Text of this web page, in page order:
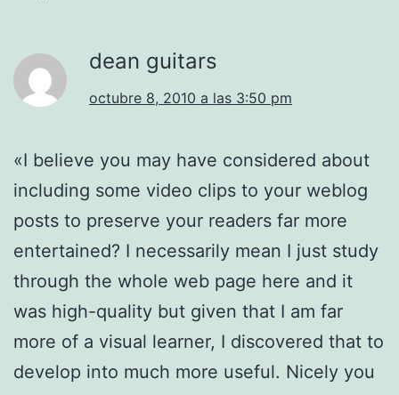
dean guitars
octubre 8, 2010 a las 3:50 pm
«I believe you may have considered about
including some video clips to your weblog
posts to preserve your readers far more
entertained? I necessarily mean I just study
through the whole web page here and it
was high-quality but given that I am far
more of a visual learner, I discovered that to
develop into much more useful. Nicely you